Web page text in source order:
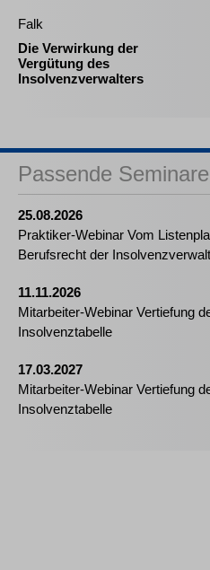
Falk
Die Verwirkung der
Vergütung des
Insolvenzverwalters
Passende Seminare
25.08.2026
Praktiker-Webinar Vom
Berufsrecht der
11.11.2026
Mitarbeiter-Webinar Vertiefung
Insolvenztabelle
17.03.2027
Mitarbeiter-Webinar Vertiefung
Insolvenztabelle